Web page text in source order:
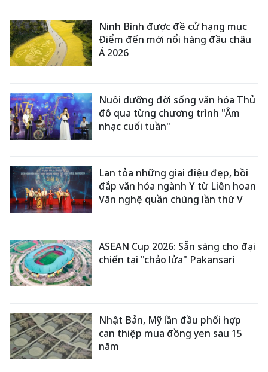
Ninh Bình được đề cử hạng mục
Điểm đến mới nổi hàng đầu châu
Á 2026
Nuôi dưỡng đời sống văn hóa Thủ
đô qua từng chương trình "Âm
nhạc cuối tuần"
Lan tỏa những giai điệu đẹp, bồi
đắp văn hóa ngành Y từ Liên hoan
Văn nghệ quần chúng lần thứ V
ASEAN Cup 2026: Sẵn sàng cho đại
chiến tại "chảo lửa" Pakansari
Nhật Bản, Mỹ lần đầu phối hợp
can thiệp mua đồng yen sau 15
năm